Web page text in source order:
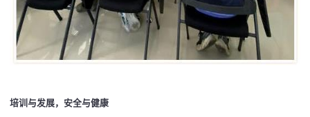
培训与发展，安全与健康